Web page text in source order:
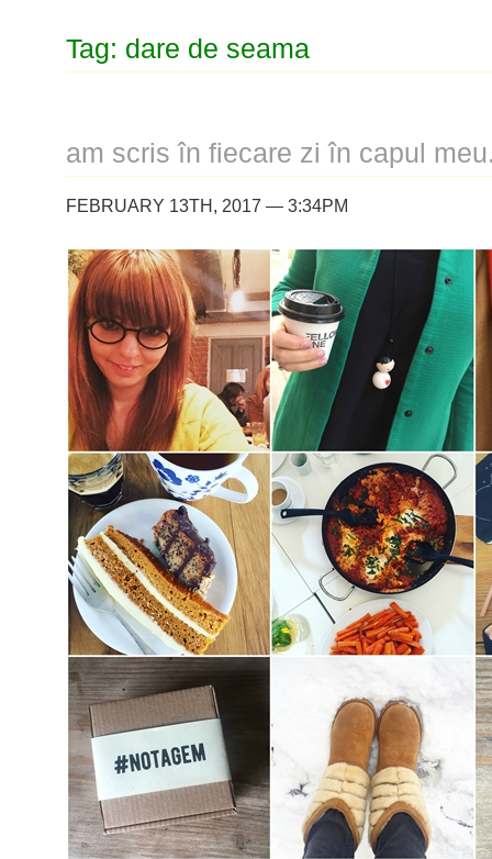
Tag: dare de seama
am scris în fiecare zi în capul
FEBRUARY 13TH, 2017 — 3:34PM